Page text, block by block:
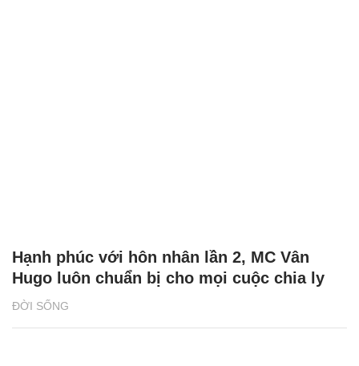
ĐỜI SỐNG
Hạnh phúc với hôn nhân lần 2, MC Vân
Hugo luôn chuẩn bị cho mọi cuộc chia ly